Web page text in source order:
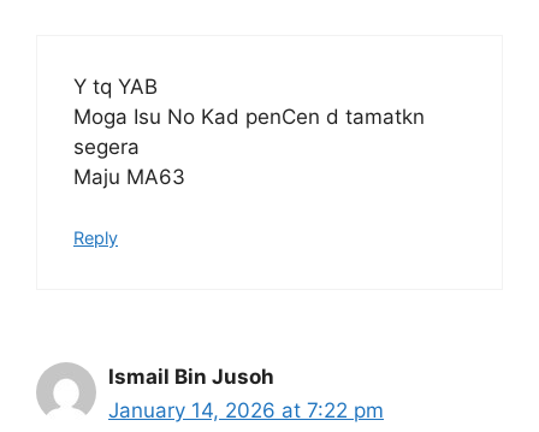
Y tq YAB
Moga Isu No Kad penCen d tamatkn
segera
Maju MA63
Reply
Ismail Bin Jusoh
January 14, 2026 at 7:22 pm